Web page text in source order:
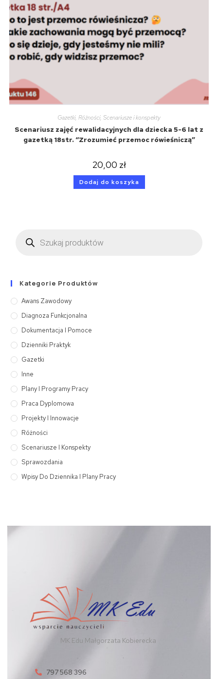
Gazetki, Różności, Scenariusze i konspekty
Scenariusz zajęć rewalidacyjnych dla dziecka 5-6 lat z
gazetką 18str. “Zrozumieć przemoc rówieśniczą”
20,00 zł
Dodaj do koszyka
Kategorie Produktów
Awans Zawodowy
Diagnoza Funkcjonalna
Dokumentacja I Pomoce
Dzienniki Praktyk
Gazetki
Inne
Plany I Programy Pracy
Praca Dyplomowa
Projekty I Innowacje
Różności
Scenariusze I Konspekty
Sprawozdania
Wpisy Do Dziennika I Plany Pracy
MK Edu Małgorzata Kobierecka
797 568 396